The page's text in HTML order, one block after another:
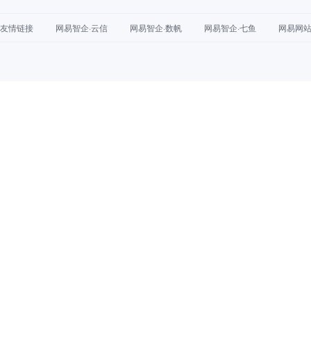
友情链接 网易智企·云信 网易智企·数帆 网易智企·七鱼 网易网